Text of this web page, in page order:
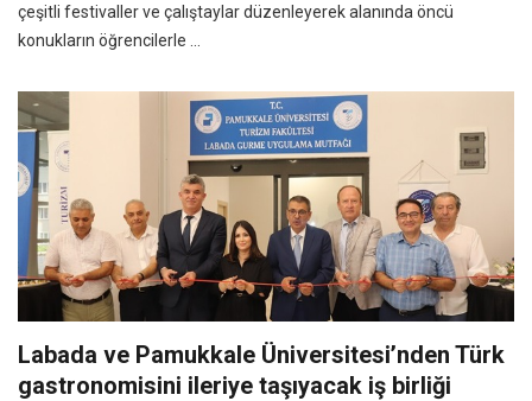
çeşitli festivaller ve çalıştaylar düzenleyerek alanında öncü
konukların öğrencilerle ...
Labada ve Pamukkale Üniversitesi’nden Türk
gastronomisini ileriye taşıyacak iş birliği